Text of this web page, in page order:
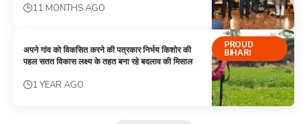
11 MONTHS AGO
PROUD
BIHARI
अपने गांव को विकसित करने की पत्रकार निर्भय किशोर की
पहल सतत विकास लक्ष्य के तहत बना रहे बदलाव की मिसाल
1 YEAR AGO